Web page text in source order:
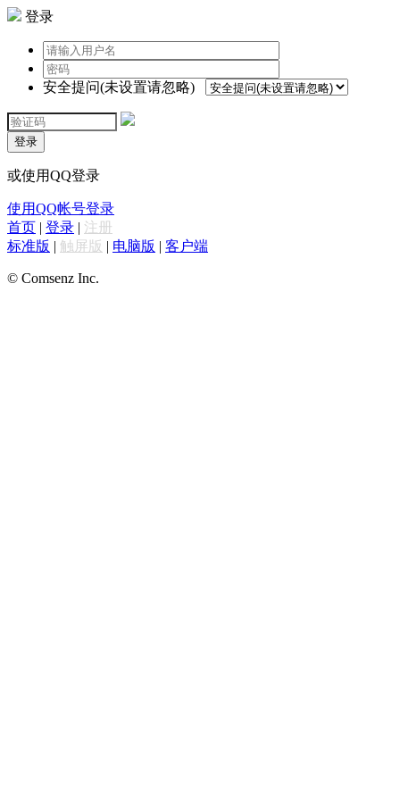
登录
安全提问(未设置请忽略)
登录
或使用QQ登录
使用QQ帐号登录
首页 | 登录 | 注册
标准版 | 触屏版 | 电脑版 | 客户端
© Comsenz Inc.